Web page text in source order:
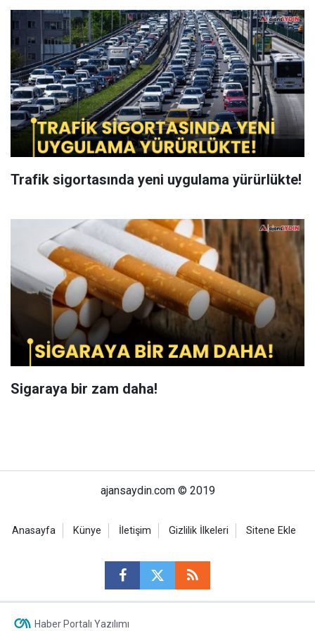
Trafik sigortasında yeni uygulama yürürlükte!
Sigaraya bir zam daha!
ajansaydin.com © 2019
Anasayfa Künye İletişim Gizlilik İlkeleri Sitene Ekle
Haber Portalı Yazılımı